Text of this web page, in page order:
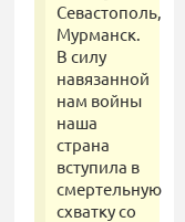
Севастополь,
Мурманск.
В силу
навязанной
нам войны
наша
страна
вступила в
смертельную
схватку со